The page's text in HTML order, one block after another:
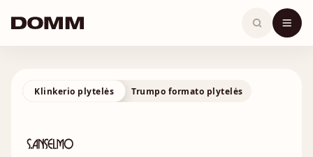
content
Klinkerio plytelės Trumpo formato plytelės